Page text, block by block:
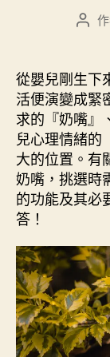
文
者
從嬰兒剛生下
活便演變成緊
求的『奶嘴』
兒心理情緒的
大的位置。有
奶嘴，挑選時
的功能及其必
答！